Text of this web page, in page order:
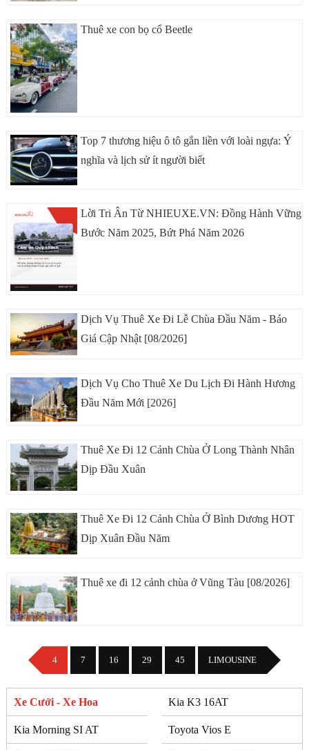
Thuê xe con bọ cổ Beetle
Top 7 thương hiệu ô tô gắn liền với loài ngựa: Ý
nghĩa và lịch sử ít người biết
Lời Tri Ân Từ NHIEUXE.VN: Đồng Hành Vững
Bước Năm 2025, Bứt Phá Năm 2026
Dịch Vụ Thuê Xe Đi Lễ Chùa Đầu Năm - Báo
Giá Cập Nhật [08/2026]
Dịch Vụ Cho Thuê Xe Du Lịch Đi Hành Hương
Đầu Năm Mới [2026]
Thuê Xe Đi 12 Cảnh Chùa Ở Long Thành Nhân
Dịp Đầu Xuân
Thuê Xe Đi 12 Cảnh Chùa Ở Bình Dương HOT
Dịp Xuân Đầu Năm
Thuê xe đi 12 cảnh chùa ở Vũng Tàu [08/2026]
4 7 16 29 45 LIMOUSINE
Xe Cưới - Xe Hoa Kia K3 16AT
Kia Morning SI AT Toyota Vios E